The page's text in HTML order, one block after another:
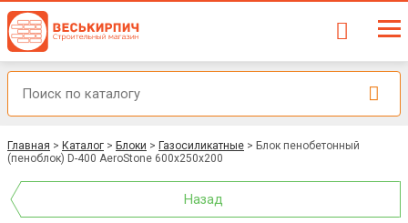
Главная > Каталог > Блоки > Газосиликатные > Блок пенобетонный
(пеноблок) D-400 AeroStone 600x250x200
Назад